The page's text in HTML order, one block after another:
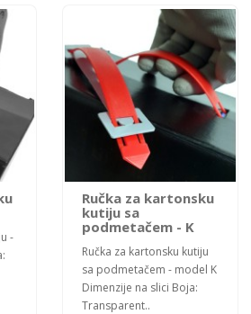
-
Ručka za kartonsku
kutiju sa
podmetačem - K
Ručka za kartonsku kutiju
sa podmetačem - model K
Dimenzije na slici Boja:
Transparent..